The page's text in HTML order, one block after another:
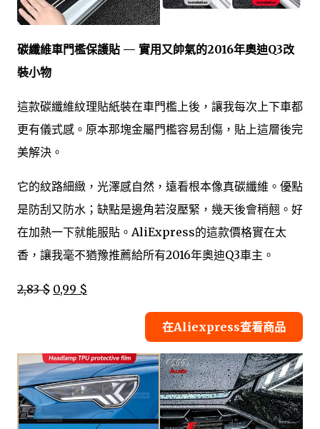
碳纖維車門檻保護貼 — 實用又帥氣的2016年奧迪Q3改
裝小物
這款碳纖維紋理貼紙裝在車門檻上後，讓我每次上下車都
更有儀式感。原本那塊金屬門檻容易刮傷，貼上這層後完
美解決。
它的紋路細緻，光澤感自然，遠看根本像真碳纖維。優點
是防刮又防水；缺點是邊角若沒壓緊，幾天後會稍翹。好
在加熱一下就能服貼。AliExpress的這款價格實在太
香，讓我毫不猶豫推薦給所有2016年奧迪Q3車主。
2,83 $ 0,99 $
在Aliexpress查看商品